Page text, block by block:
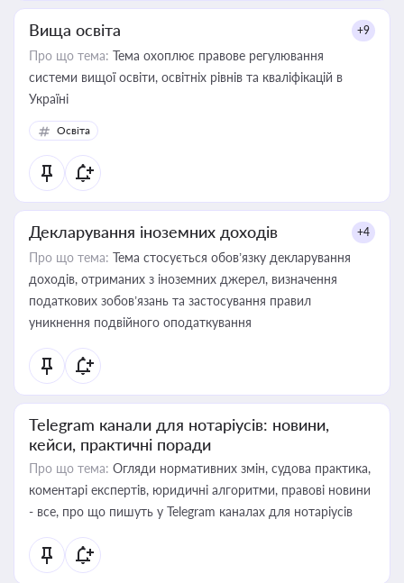
Вища освіта +9
Про що тема: Тема охоплює правове регулювання
системи вищої освіти, освітніх рівнів та кваліфікацій в
Україні
Освіта
Декларування іноземних доходів +4
Про що тема: Тема стосується обов’язку декларування
доходів, отриманих з іноземних джерел, визначення
податкових зобов’язань та застосування правил
уникнення подвійного оподаткування
Telegram канали для нотаріусів: новини,
кейси, практичні поради
Про що тема: Огляди нормативних змін, судова практика,
коментарі експертів, юридичні алгоритми, правові новини
- все, про що пишуть у Telegram каналах для нотаріусів